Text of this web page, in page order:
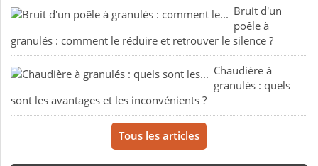
Bruit d'un
poêle à
granulés : comment le réduire et retrouver le silence ?
Chaudière à
granulés : quels
sont les avantages et les inconvénients ?
Tous les articles